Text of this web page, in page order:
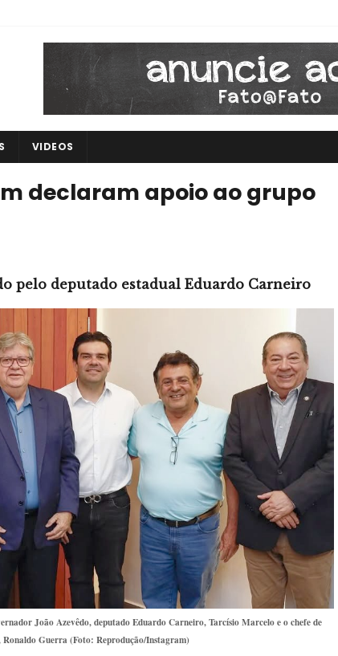
VIDEOS
declaram apoio ao grupo
pelo deputado estadual Eduardo Carneiro
João Azevêdo, deputado Eduardo Carneiro, Tarcísio Marcelo e o chefe de
Ronaldo Guerra (Foto: Reprodução/Instagram)